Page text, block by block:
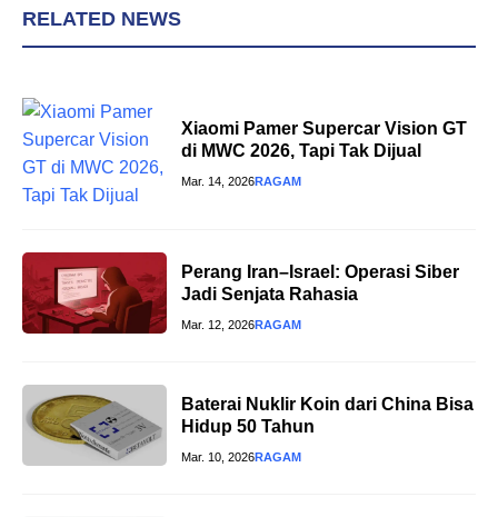
RELATED NEWS
Xiaomi Pamer Supercar Vision GT
di MWC 2026, Tapi Tak Dijual
Mar. 14, 2026RAGAM
Perang Iran–Israel: Operasi Siber
Jadi Senjata Rahasia
Mar. 12, 2026RAGAM
Baterai Nuklir Koin dari China Bisa
Hidup 50 Tahun
Mar. 10, 2026RAGAM